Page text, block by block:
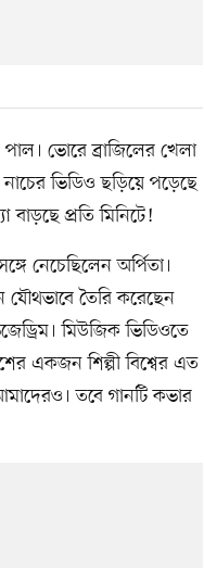
ভোরে ব্রাজিলের খেলা
ভিডিও ছড়িয়ে পড়েছে
প্রতি মিনিটে!
নেচেছিলেন অর্পিতা।
যৌথভাবে তৈরি করেছেন
মিউজিক ভিডিওতে
একজন শিল্পী বিশ্বের এত
তবে গানটি কভার